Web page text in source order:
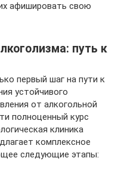
афишировать свою
путь к
первый шаг на пути к
устойчивого
от алкогольной
полноценный курс
клиника
комплексное
следующие этапы: